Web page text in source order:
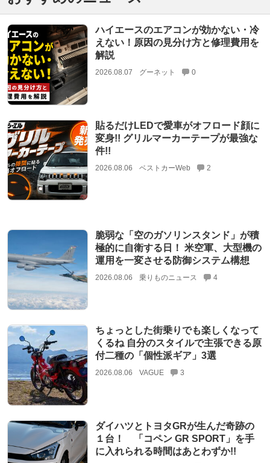
ハイエースのエアコンが効かない・冷
えない！原因の見分け方と修理費用を
解説
2026.08.07 グーネット 0
貼るだけLEDで愛車がオフロード顔に
変身!! グリルマーカーテープが最強な
件!!
2026.08.06 ベストカーWeb 2
脆弱な「空のガソリンスタンド」が積
極的に自衛する日！ 米空軍、大型機の
運用を一変させる防御システム構想
2026.08.06 乗りものニュース 4
ちょっとした街乗りでも楽しくなって
くるね 自分のスタイルで主張できる原
付二種の「個性派ギア」3選
2026.08.06 VAGUE 3
ダイハツとトヨタGRが生んだ奇跡の
１台！ 「コペン GR SPORT」を手
に入れられる時間はあとわずか!!